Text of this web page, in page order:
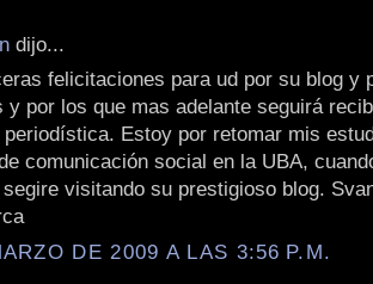
dijo...
felicitaciones para ud por su blog y
y por los que mas adelante seguirá
Estoy por retomar mis
comunicación social en la UBA,
visitando su prestigioso blog.
DE 2009 A LAS 3:56 P.M.